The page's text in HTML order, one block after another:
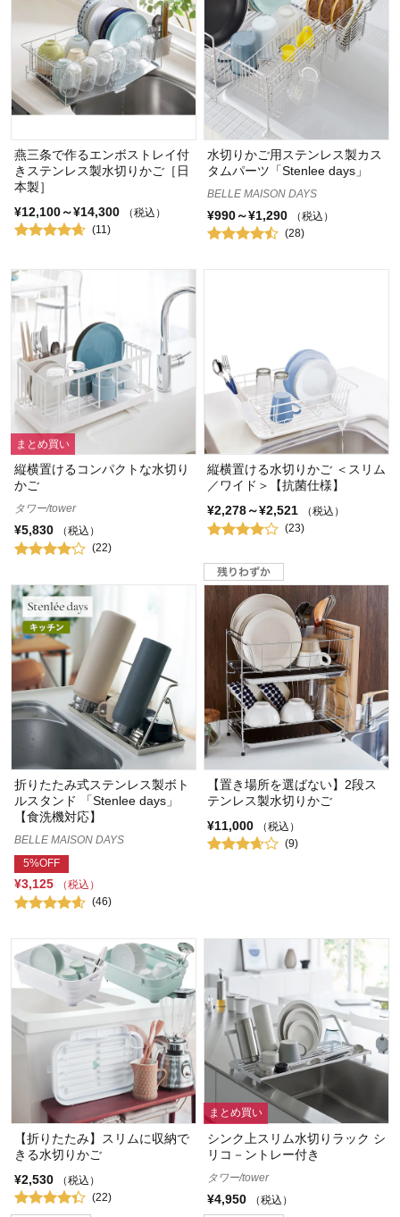
燕三条で作るエンボストレイ付
きステンレス製水切りかご［日
本製］
¥12,100～¥14,300
（税込）
(11)
水切りかご用ステンレス製カス
タムパーツ「Stenlee days」
BELLE MAISON DAYS
¥990～¥1,290
（税込）
(28)
まとめ買い
縦横置けるコンパクトな水切り
かご
タワー/tower
¥5,830
（税込）
(22)
縦横置ける水切りかご ＜スリム
／ワイド＞【抗菌仕様】
¥2,278～¥2,521
（税込）
(23)
折りたたみ式ステンレス製ボト
ルスタンド 「Stenlee days」
【食洗機対応】
BELLE MAISON DAYS
5%OFF
¥3,125
（税込）
(46)
【置き場所を選ばない】2段ス
テンレス製水切りかご
¥11,000
（税込）
(9)
【折りたたみ】スリムに収納で
きる水切りかご
¥2,530
（税込）
(22)
まとめ買い
シンク上スリム水切りラック シ
リコ－ントレー付き
タワー/tower
¥4,950 （税込）